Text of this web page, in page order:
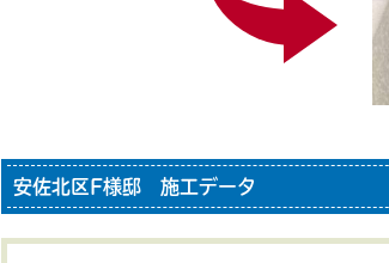
安佐北区F様邸 施工データ